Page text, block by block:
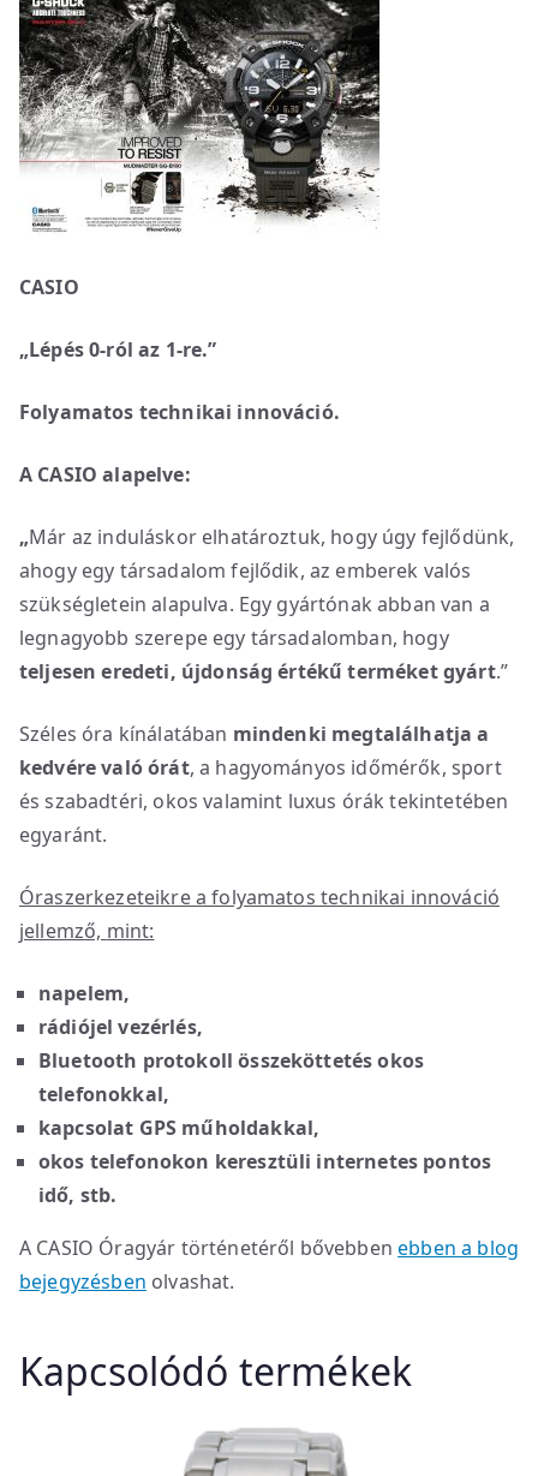
CASIO
„Lépés 0-ról az 1-re.”
Folyamatos technikai innováció.
A CASIO alapelve:
„Már az induláskor elhatároztuk, hogy úgy fejlődünk,
ahogy egy társadalom fejlődik, az emberek valós
szükségletein alapulva. Egy gyártónak abban van a
legnagyobb szerepe egy társadalomban, hogy
teljesen eredeti, újdonság értékű terméket gyárt.”
Széles óra kínálatában mindenki megtalálhatja a
kedvére való órát, a hagyományos időmérők, sport
és szabadtéri, okos valamint luxus órák tekintetében
egyaránt.
Óraszerkezeteikre a folyamatos technikai innováció
jellemző, mint:
napelem,
rádiójel vezérlés,
Bluetooth protokoll összeköttetés okos
telefonokkal,
kapcsolat GPS műholdakkal,
okos telefonokon keresztüli internetes pontos
idő, stb.
A CASIO Óragyár történetéről bővebbenebben a blog
bejegyzésben olvashat.
Kapcsolódó termékek